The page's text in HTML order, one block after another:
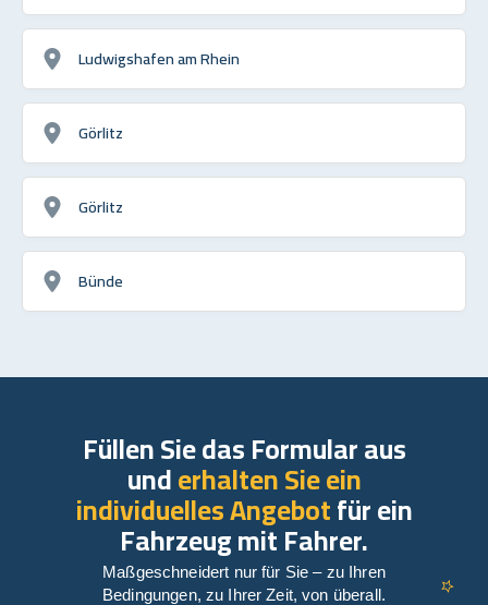
Ludwigshafen am Rhein
Görlitz
Görlitz
Bünde
Füllen Sie das Formular aus
underhalten Sie ein
individuelles Angebotfür ein
Fahrzeug mit Fahrer.
Maßgeschneidert nur für Sie – zu Ihren
Bedingungen, zu Ihrer Zeit, von überall.